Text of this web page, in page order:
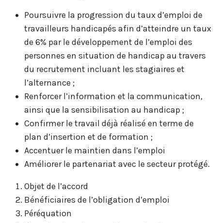
Poursuivre la progression du taux d’emploi de
travailleurs handicapés afin d’atteindre un taux
de 6% par le développement de l’emploi des
personnes en situation de handicap au travers
du recrutement incluant les stagiaires et
l’alternance ;
Renforcer l’information et la communication,
ainsi que la sensibilisation au handicap ;
Confirmer le travail déjà réalisé en terme de
plan d’insertion et de formation ;
Accentuer le maintien dans l’emploi
Améliorer le partenariat avec le secteur protégé.
Objet de l’accord
Bénéficiaires de l’obligation d’emploi
Péréquation